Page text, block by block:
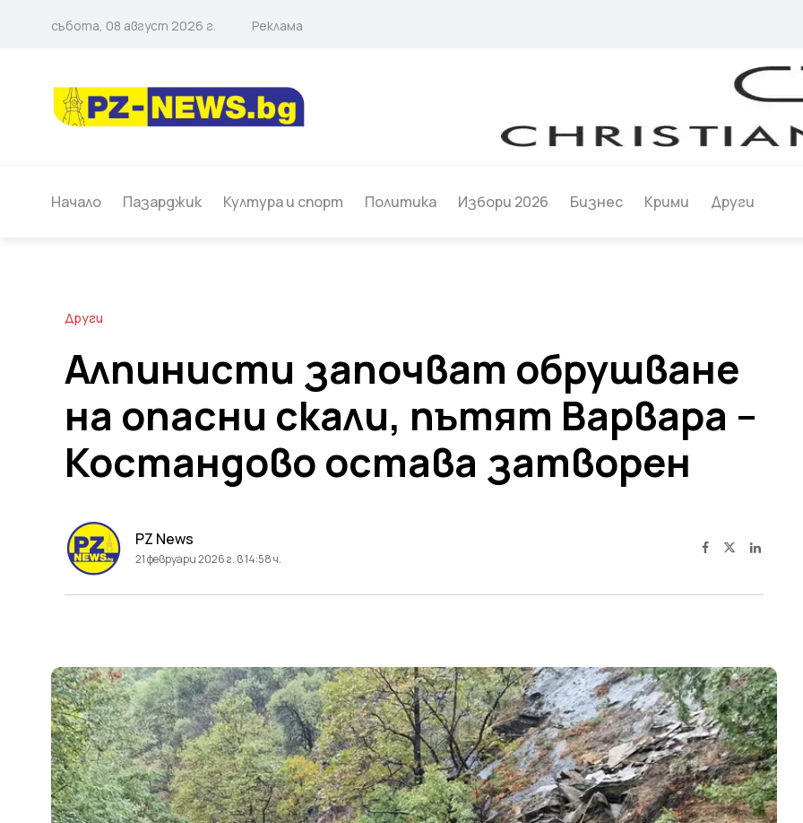
събота, 08 август 2026 г. Реклама
Начало Пазарджик Култура и спорт Политика Избори 2026 Бизнес Крими Други
Други
Алпинисти започват обрушване
на опасни скали, пътят Варвара –
Костандово остава затворен
PZ News
21 февруари 2026 г. в 14:58 ч.